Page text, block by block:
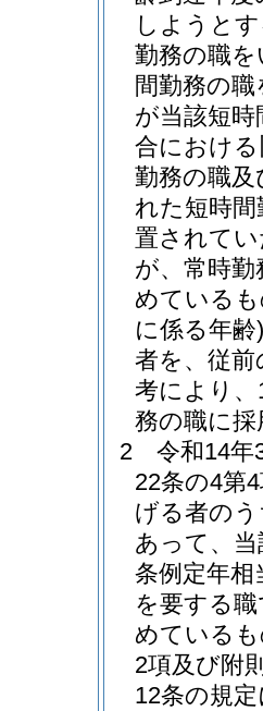
しようと
勤務の職
間勤務の
が当該短
合におけ
勤務の職
れた短時
置されて
が、常時
めている
に係る年齢)
者を、従
考により
務の職に
2
令和14年
22条の4第
げる者の
あって、
条例定年相
を要する
めている
2項及び附
12条の規